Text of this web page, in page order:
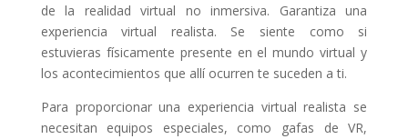
de la realidad virtual no inmersiva. Garantiza una
experiencia virtual realista. Se siente como si
estuvieras físicamente presente en el mundo virtual y
los acontecimientos que allí ocurren te suceden a ti.
Para proporcionar una experiencia virtual realista se
necesitan equipos especiales, como gafas de VR,